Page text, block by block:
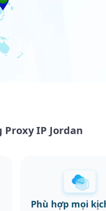
Proxy IP Jordan
Phù hợp mọi